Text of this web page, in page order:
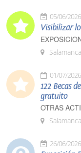
05/06/2026
Visibilizar
Salamanca
01/07/2026
122 Becas
gratuito
OTRAS
Salamanca
26/06/2026